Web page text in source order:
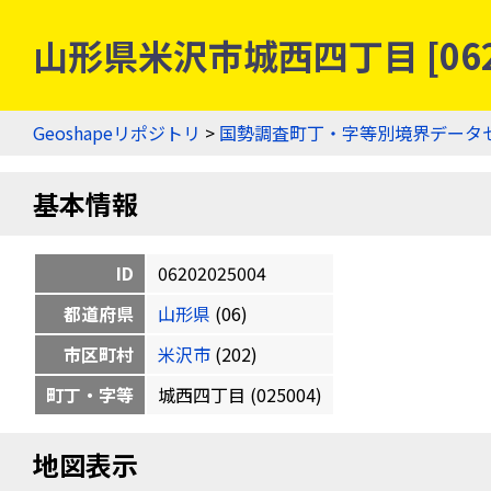
山形県米沢市城西四丁目
Geoshapeリポジトリ > 国勢調査町丁・字等別境界データ
基本情報
ID
06202025004
都道府県
山形県 (06)
市区町村
米沢市 (202)
町丁・字等
城西四丁目 (025004)
地図表示